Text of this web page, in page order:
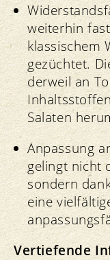
weiterhin
klassischem
gezüchtet.
derweil an
Salaten
Anpassung
gelingt nicht
sondern
eine
Vertiefende